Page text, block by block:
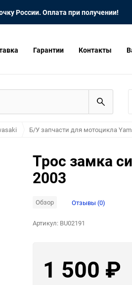
России. Оплата при получении!
Гарантии Контакты
Б/У запчасти для мотоцикла
Трос замка
2003
Обзор Отзывы (0)
Артикул: BU02191
1 500 ₽